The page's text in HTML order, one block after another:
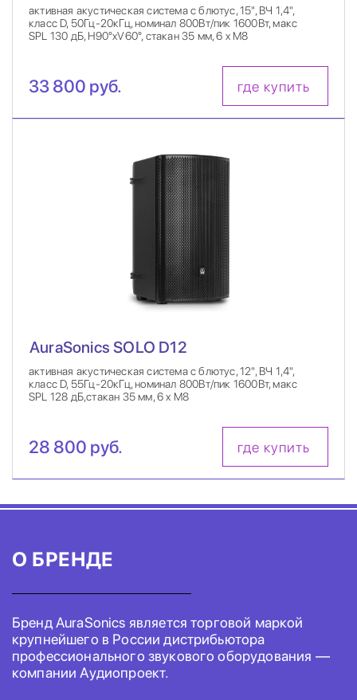
активная акустическая система с блютус, 15", ВЧ 1,4",
класс D, 50Гц-20кГц, номинал 800Вт/пик 1600Вт, макс
SPL 130 дБ, H90°xV60°, стакан 35 мм, 6 x M8
33 800 руб. где купить
AuraSonics SOLO D12
активная акустическая система с блютус, 12", ВЧ 1,4",
класс D, 55Гц-20кГц, номинал 800Вт/пик 1600Вт, макс
SPL 128 дБ,стакан 35 мм, 6 x M8
28 800 руб. где купить
О БРЕНДЕ
Бренд AuraSonics является торговой маркой
крупнейшего в России дистрибьютора
профессионального звукового оборудования —
компании Аудиопроект.